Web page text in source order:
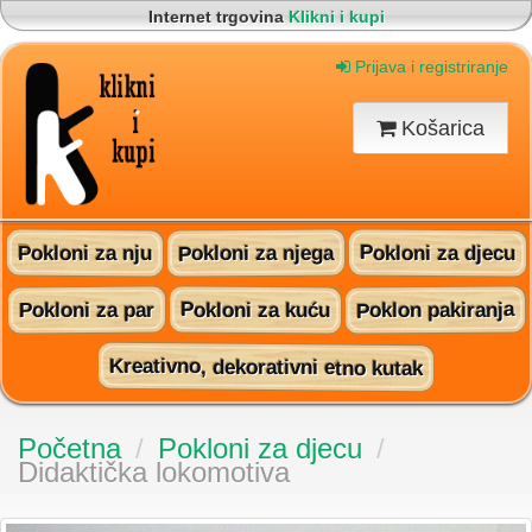
Internet trgovina Klikni i kupi
Korisnički servis095 815 60 16
Brza i sigurna dostava na vašu adresu
Pronađite nas na Facebooku!
Pokloni za nju Pokloni za njega Pokloni za djecu
Pokloni za par Pokloni za kuću Poklon pakiranja
Kreativno, dekorativni etno kutak
Početna / Pokloni za djecu /
Didaktička lokomotiva
Prijava i registriranje
Košarica